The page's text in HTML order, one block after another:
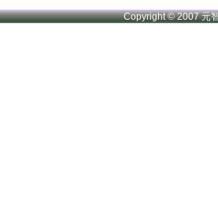
Copyright © 2007 元